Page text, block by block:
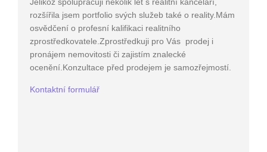
rozšířila jsem portfolio svých služeb také o reality.Mám
osvědčení o profesní kalifikaci realitního
zprostředkovatele.Zprostředkuji pro Vás prodej i
pronájem nemovitosti či zajistím znalecké
ocenění.Konzultace před prodejem je samozřejmostí.
Kontaktní formulář